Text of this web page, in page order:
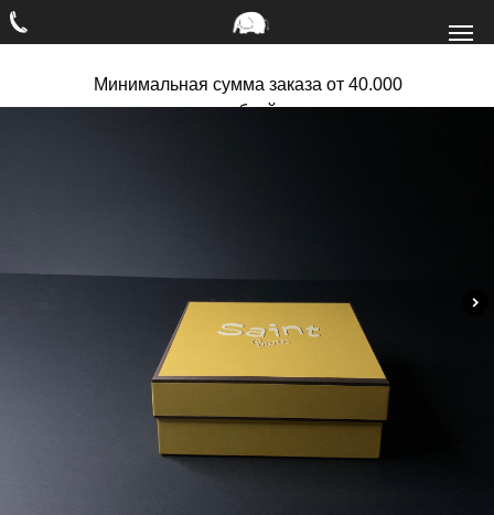
Минимальная сумма заказа от 40.000
рублей